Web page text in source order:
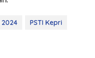
2024
PSTI Kepri